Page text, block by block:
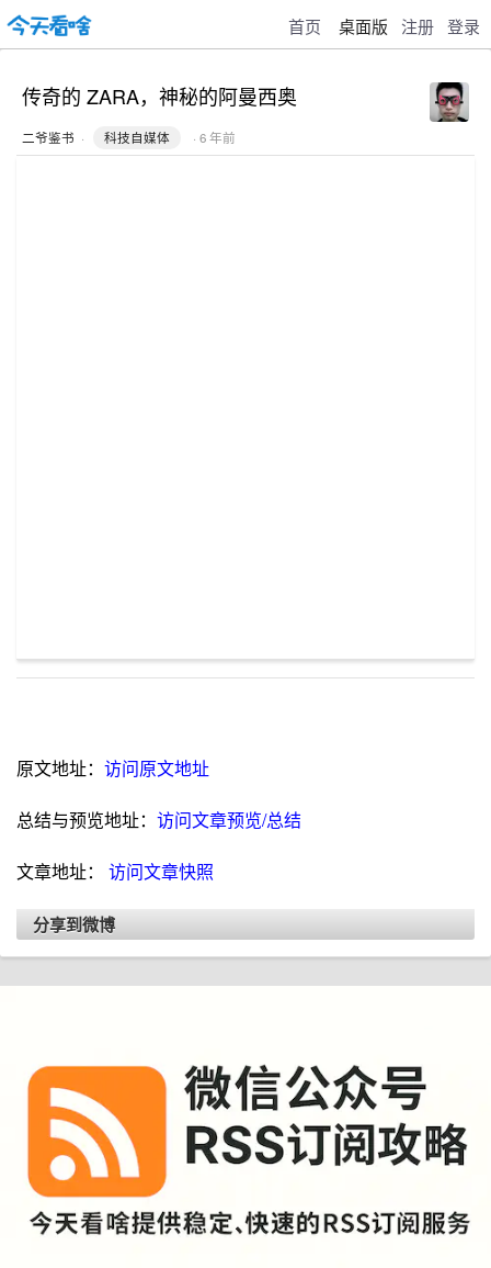
首页 桌面版 注册 登录
传奇的 ZARA，神秘的阿曼西奥
二爷鉴书 · 科技自媒体 · 6 年前
原文地址： 访问原文地址
总结与预览地址： 访问文章预览/总结
文章地址： 访问文章快照
分享到微博